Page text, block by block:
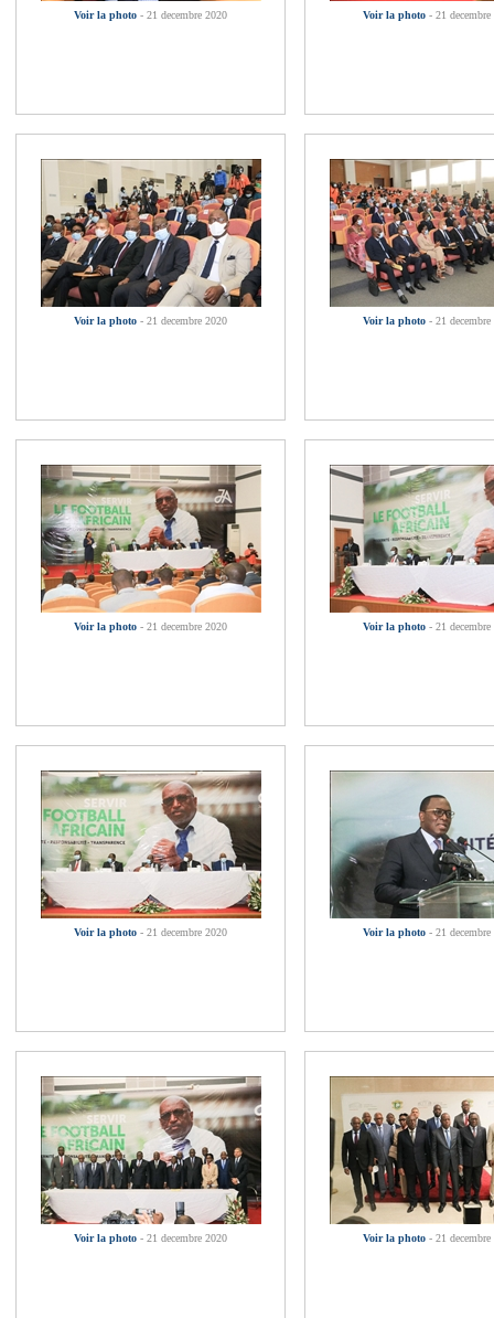
Voir la photo - 21 decembre 2020 Voir la photo - 21 decembre
Voir la photo - 21 decembre 2020 Voir la photo - 21 decembre
Voir la photo - 21 decembre 2020 Voir la photo - 21 decembre
Voir la photo - 21 decembre 2020 Voir la photo - 21 decembre
Voir la photo - 21 decembre 2020 Voir la photo - 21 decembre